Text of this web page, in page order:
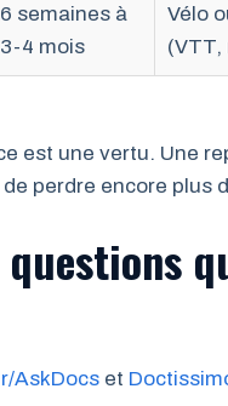
6 semaines à
3-4 mois
Vélo
(VTT,
est une vertu. Une
perdre encore plus
questions
r/AskDocs et